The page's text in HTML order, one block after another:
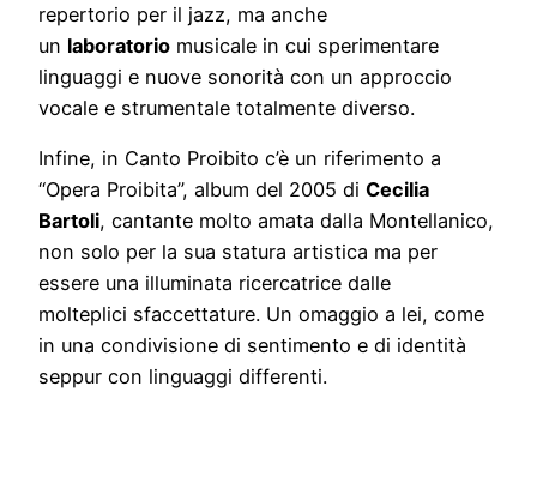
repertorio per il jazz, ma anche
un laboratorio musicale in cui sperimentare
linguaggi e nuove sonorità con un approccio
vocale e strumentale totalmente diverso.
Infine, in Canto Proibito c’è un riferimento a
“Opera Proibita”, album del 2005 di Cecilia
Bartoli, cantante molto amata dalla Montellanico,
non solo per la sua statura artistica ma per
essere una illuminata ricercatrice dalle
molteplici sfaccettature. Un omaggio a lei, come
in una condivisione di sentimento e di identità
seppur con linguaggi differenti.